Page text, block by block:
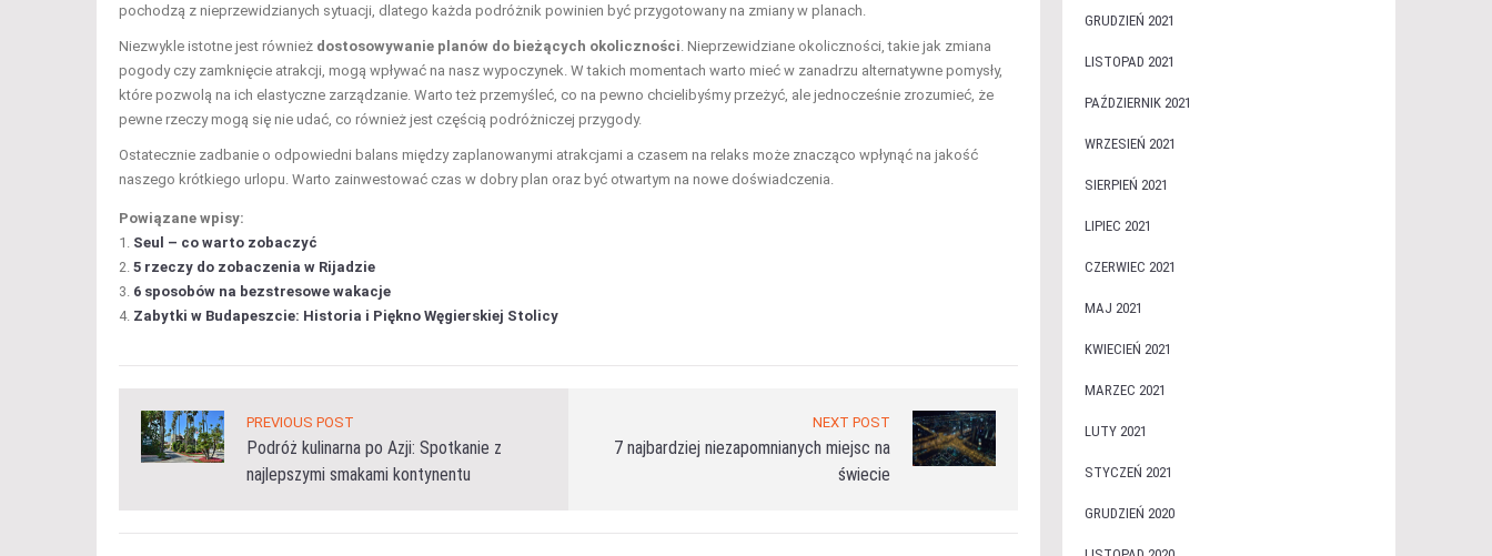
pochodzą z nieprzewidzianych sytuacji, dlatego każda podróżnik powinien być przygotowany na zmiany w planach.
Niezwykle istotne jest również dostosowywanie planów do bieżących okoliczności . Nieprzewidziane okoliczności, takie jak zmiana
pogody czy zamknięcie atrakcji, mogą wpływać na nasz wypoczynek. W takich momentach warto mieć w zanadrzu alternatywne pomysły,
które pozwolą na ich elastyczne zarządzanie. Warto też przemyśleć, co na pewno chcielibyśmy przeżyć, ale jednocześnie zrozumieć, że
pewne rzeczy mogą się nie udać, co również jest częścią podróżniczej przygody.
Ostatecznie zadbanie o odpowiedni balans między zaplanowanymi atrakcjami a czasem na relaks może znacząco wpłynąć na jakość
naszego krótkiego urlopu. Warto zainwestować czas w dobry plan oraz być otwartym na nowe doświadczenia.
Powiązane wpisy:
Seul – co warto zobaczyć
5 rzeczy do zobaczenia w Rijadzie
6 sposobów na bezstresowe wakacje
Zabytki w Budapeszcie: Historia i Piękno Węgierskiej Stolicy
PREVIOUS POST
Podróż kulinarna po Azji: Spotkanie z
najlepszymi smakami kontynentu
NEXT POST
7 najbardziej niezapomnianych miejsc na
świecie
GRUDZIEŃ 2021
LISTOPAD 2021
PAŹDZIERNIK 2021
WRZESIEŃ 2021
SIERPIEŃ 2021
LIPIEC 2021
CZERWIEC 2021
MAJ 2021
KWIECIEŃ 2021
MARZEC 2021
LUTY 2021
STYCZEŃ 2021
GRUDZIEŃ 2020